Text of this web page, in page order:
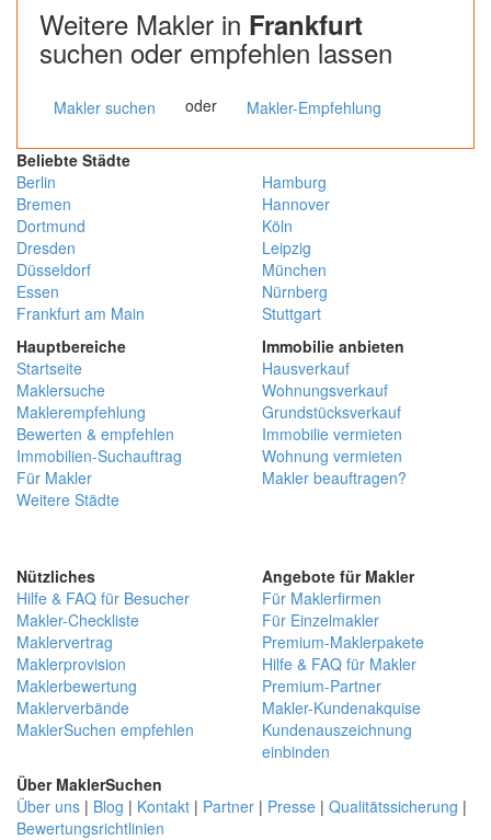
Weitere Makler in Frankfurt
suchen oder empfehlen lassen
Makler suchen oder Makler-Empfehlung
Beliebte Städte
Berlin
Bremen
Dortmund
Dresden
Düsseldorf
Essen
Frankfurt am Main
Hamburg
Hannover
Köln
Leipzig
München
Nürnberg
Stuttgart
Hauptbereiche
Startseite
Maklersuche
Maklerempfehlung
Bewerten & empfehlen
Immobilien-Suchauftrag
Für Makler
Weitere Städte
Immobilie anbieten
Hausverkauf
Wohnungsverkauf
Grundstücksverkauf
Immobilie vermieten
Wohnung vermieten
Makler beauftragen?
Nützliches
Hilfe & FAQ für Besucher
Makler-Checkliste
Maklervertrag
Maklerprovision
Maklerbewertung
Maklerverbände
MaklerSuchen empfehlen
Angebote für Makler
Für Maklerfirmen
Für Einzelmakler
Premium-Maklerpakete
Hilfe & FAQ für Makler
Premium-Partner
Makler-Kundenakquise
Kundenauszeichnung
einbinden
Über MaklerSuchen
Über uns | Blog | Kontakt | Partner | Presse | Qualitätssicherung |
Bewertungsrichtlinien